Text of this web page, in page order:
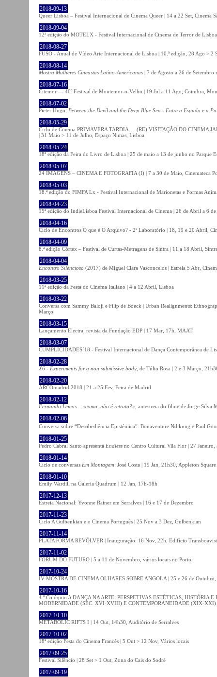
2018-09-13
Queer Lisboa – Festival Internacional de Cinema Queer | 14 a 22 Set, Cinema
2018-09-04
12ª edição do MOTELX - Festival Internacional de Cinema de Terror de
2018-08-27
FUSO - Anual de Vídeo Arte Internacional de Lisboa | 10.ª edição, 28 Ago > 2
2018-08-14
Mostra Mulheres Cineastas Latino-Americanas | 7 de Agosto a 26 de Setembro
2018-07-16
Citemor — 40º Festival de Montemor-o-Velho | 19 Jul a 11 Ago, Coimbra,
2018-07-02
Pieter Hugo, Between the Devil and the Deep Blue Sea - Entre a Espada e a
2018-05-29
Ciclo de Cinema PRIMAVERA TARDIA — (RE) VISITAÇÃO DO CINEMA
| 31 Maio > 11 de Julho, Espaço Nimas, Lisboa
2018-05-24
18ª edição da Feira do Livro de Lisboa | 25 de maio a 13 de junho no Parque
2018-05-07
24 IMAGENS – CINEMA E FOTOGRAFIA (I) | 7 a 30 de Maio, Cinemateca
2018-05-03
18.ª edição do FIMFA Lx - Festival Internacional de Marionetas e Formas
2018-04-23
15ª edição do IndieLisboa Festival Internacional de Cinema | 26 de Abril a 6
2018-04-16
Ciclo de Encontros O que é O Arquivo? - 2º Laboratório | 18, 19 e 20 Abril,
2018-04-09
8.ª edição Córtex – Festival de Curtas-Metragens de Sintra | 11 a 18 Abril,
2018-04-04
Encontro Silencioso (2017) de Miguel Clara Vasconcelos | Estreia 5 Abr,
2018-03-25
11ª edição da Festa do Cinema Italiano | 4 a 12 Abril, Lisboa
2018-03-22
Conversa com Sammy Baloji e Filip de Boeck | Urban Realignments:
Março
2018-03-15
Lançamento Electra, revista da Fundação EDP | 17 Mar, 17h, MAAT
2018-03-07
CUMPLICIDADES´18 - Festival Internacional de Dança Contemporânea de
2018-02-28
X6 - Experiments for a non submissive body , de Túlio Rosa | 2 e 3 Março,
2018-02-20
ARCOmadrid 2018 | 21 a 25 Fev, Feira de Madrid
2018-02-12
Fernando Lemos – «como, não é retrato?» , antestreia do filme de Jorge Silva
2018-02-06
Conversa sobre “Desobediência Epistémica”: Bonaventure Ndikung e Paul
2018-01-25
Pedro Cabral Santo apresenta Endless no Centro Cultural Vila Flor | 27 Janeiro,
2018-01-14
Ciclo de conversas Em Montagem: José Costa | 19 Jan, 21h30, Appleton Square
2018-01-10
Emily Wardill na Galeria Quadrum | 12 Jan, 17h-18h
2017-12-13
Estreia Nacional: Yvonne Rainer em Serralves | 16 e 17 de Dezembro
2017-11-23
Ciclo A Gulbenkian e o Cinema Português | 25 Nov a 3 Dez, Gulbenkian
2017-11-14
PLATAFORMA REVÓLVER | Inauguração: 16 Nov, 22h, Edifício
2017-11-02
FÓRUM DO FUTURO | 5 a 11 de Novembro, vários locais no Porto
2017-10-24
IV MOSTRA DE CINEMA OLHARES SOBRE ANGOLA | 25 e 26 de
2017-10-16
4.º Colóquio A DANÇA NA ARTE: PERSPETIVAS ESTÉTICAS, HISTÓRIA
MODERNIDADE (SÉC. XVI-XVIII) E CONTEMPORANEIDADE (XIX-XXI)
2017-10-10
METABOLIC RIFTS I | 14 Out, 14h30, Auditório de Serralves
2017-10-02
18ª edição Festa do Cinema Francês | 5 Out > 12 Nov, Vários locais
2017-09-25
Festival Silêncio | 28 Set > 1 Out, Zona do Cais do Sodré
2017-09-19